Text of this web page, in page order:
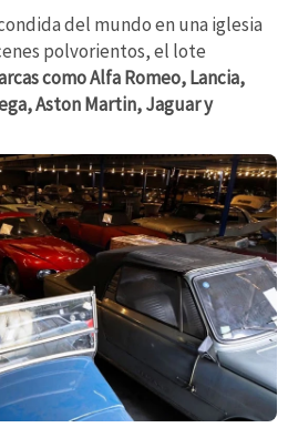
del mundo en una iglesia
polvorientos, el lote
como Alfa Romeo, Lancia,
Aston Martin, Jaguar y